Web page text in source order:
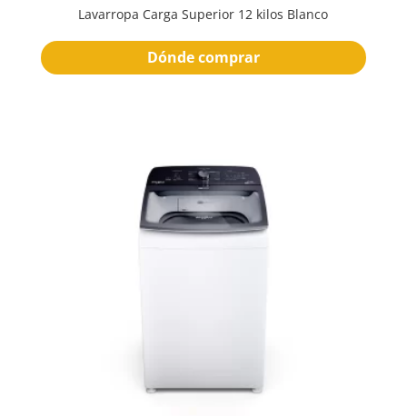
Lavarropa Carga Superior 12 kilos Blanco
Dónde comprar